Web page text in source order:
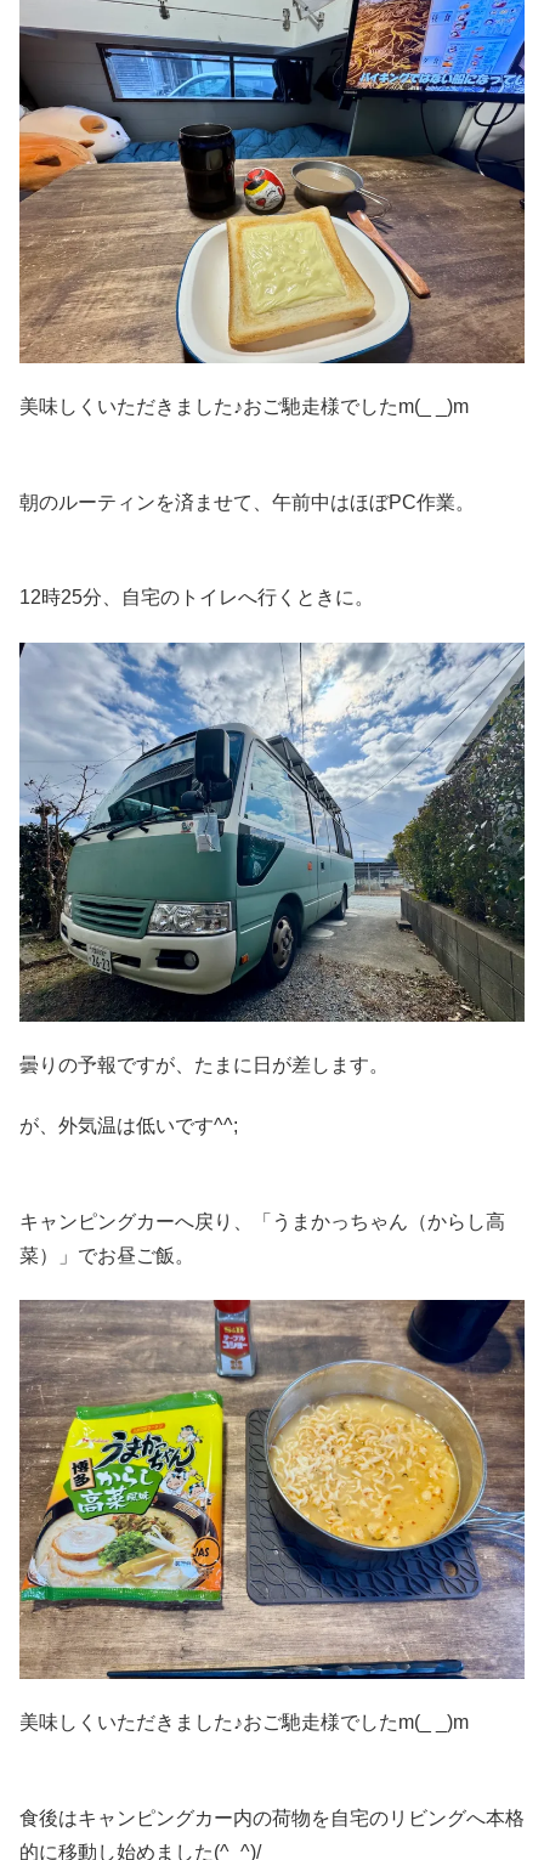
美味しくいただきました♪おご馳走様でしたm(_ _)m
朝のルーティンを済ませて、午前中はほぼPC作業。
12時25分、自宅のトイレへ行くときに。
曇りの予報ですが、たまに日が差します。
が、外気温は低いです^^;
キャンピングカーへ戻り、「うまかっちゃん（からし高
菜）」でお昼ご飯。
美味しくいただきました♪おご馳走様でしたm(_ _)m
食後はキャンピングカー内の荷物を自宅のリビングへ本格
的に移動し始めました(^_^)/